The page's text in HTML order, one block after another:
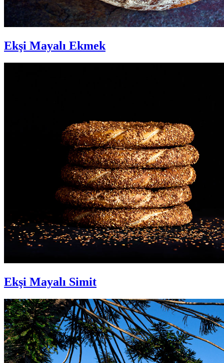
Ekşi Mayalı Ekmek
Ekşi Mayalı Simit